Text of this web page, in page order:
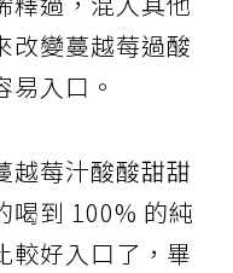
改變蔓越莓過酸
入口。
越莓汁酸酸甜甜
喝到 100% 的純
較好入口了，畢